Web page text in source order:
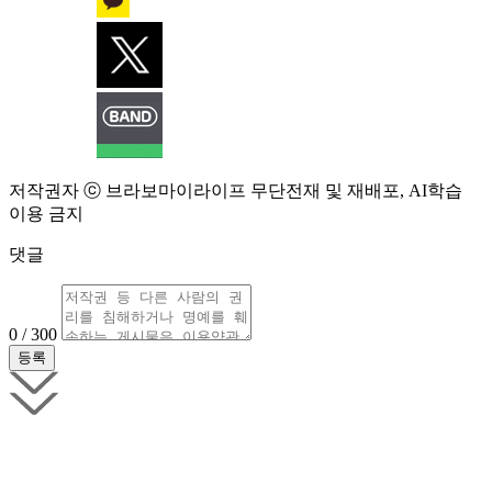
저작권자 ⓒ 브라보마이라이프 무단전재 및 재배포, AI학습
이용 금지
댓글
0 / 300